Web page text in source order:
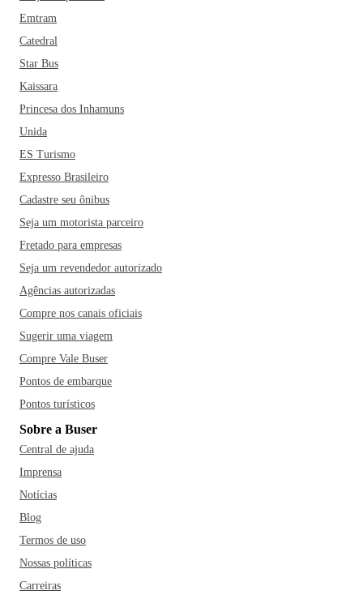
Emtram
Catedral
Star Bus
Kaissara
Princesa dos Inhamuns
Unida
ES Turismo
Expresso Brasileiro
Cadastre seu ônibus
Seja um motorista parceiro
Fretado para empresas
Seja um revendedor autorizado
Agências autorizadas
Compre nos canais oficiais
Sugerir uma viagem
Compre Vale Buser
Pontos de embarque
Pontos turísticos
Sobre a Buser
Central de ajuda
Imprensa
Notícias
Blog
Termos de uso
Nossas políticas
Carreiras